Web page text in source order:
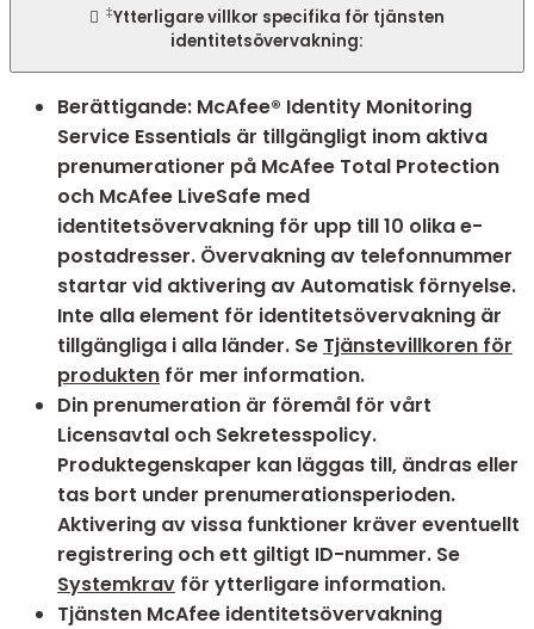
 ‡Ytterligare villkor specifika för tjänsten
identitetsövervakning:
Berättigande: McAfee® Identity Monitoring
Service Essentials är tillgängligt inom aktiva
prenumerationer på McAfee Total Protection
och McAfee LiveSafe med
identitetsövervakning för upp till 10 olika e-
postadresser. Övervakning av telefonnummer
startar vid aktivering av Automatisk förnyelse.
Inte alla element för identitetsövervakning är
tillgängliga i alla länder. Se Tjänstevillkoren för
produkten för mer information.
Din prenumeration är föremål för vårt
Licensavtal och Sekretesspolicy.
Produktegenskaper kan läggas till, ändras eller
tas bort under prenumerationsperioden.
Aktivering av vissa funktioner kräver eventuellt
registrering och ett giltigt ID-nummer. Se
Systemkrav för ytterligare information.
Tjänsten McAfee identitetsövervakning